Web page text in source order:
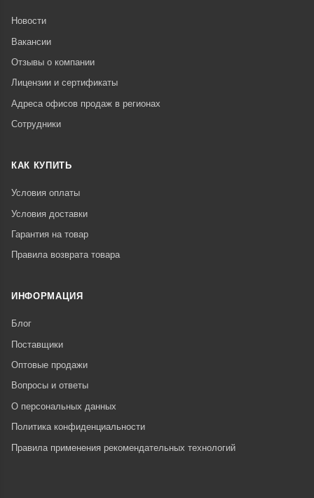
Новости
Вакансии
Отзывы о компании
Лицензии и сертификаты
Адреса офисов продаж в регионах
Сотрудники
КАК КУПИТЬ
Условия оплаты
Условия доставки
Гарантия на товар
Правила возврата товара
ИНФОРМАЦИЯ
Блог
Поставщики
Оптовые продажи
Вопросы и ответы
О персональных данных
Политика конфиденциальности
Правила применения рекомендательных технологий